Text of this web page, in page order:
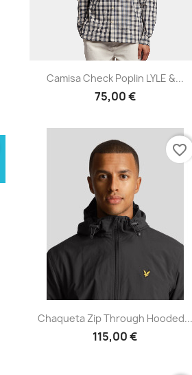
Vista rápida
Camisa Check Poplin LYLE &...
75,00 €
Vista rápida
Chaqueta Zip Through Hooded...
115,00 €
favorite_border